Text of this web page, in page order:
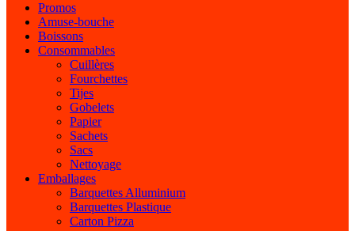
Promos
Amuse-bouche
Boissons
Consommables
Cuillères
Fourchettes
Tijes
Gobelets
Papier
Sachets
Sacs
Nettoyage
Emballages
Barquettes Alluminium
Barquettes Plastique
Carton Pizza